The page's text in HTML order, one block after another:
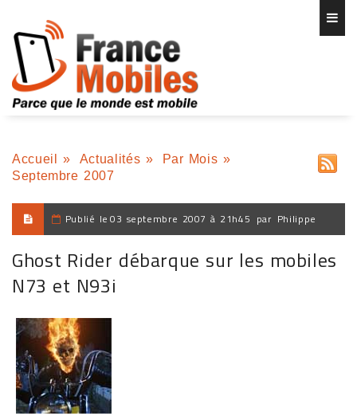
Accueil » Actualités » Par Mois »
Septembre 2007
Publié le 03 septembre 2007 à 21h45 par Philippe
Ghost Rider débarque sur les mobiles
N73 et N93i